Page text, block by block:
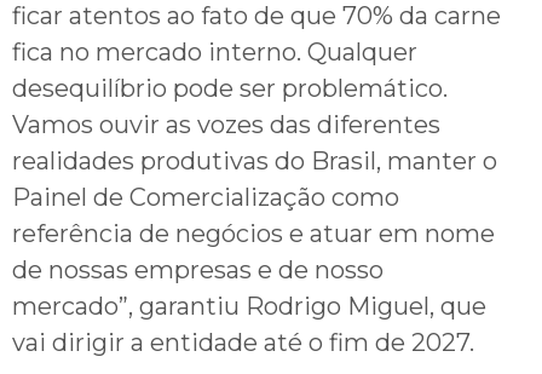
ficar atentos ao fato de que 70% da carne
fica no mercado interno. Qualquer
desequilíbrio pode ser problemático.
Vamos ouvir as vozes das diferentes
realidades produtivas do Brasil, manter o
Painel de Comercialização como
referência de negócios e atuar em nome
de nossas empresas e de nosso
mercado”, garantiu Rodrigo Miguel, que
vai dirigir a entidade até o fim de 2027.